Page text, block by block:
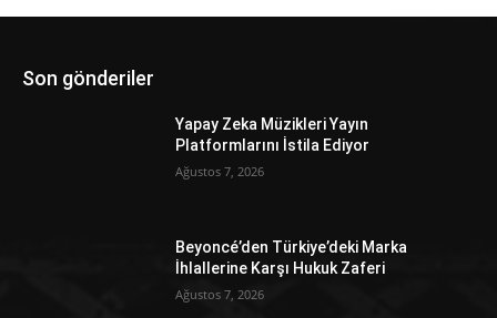
Son gönderiler
Yapay Zeka Müzikleri Yayın
Platformlarını İstila Ediyor
Ağustos 7, 2026
Beyoncé’den Türkiye’deki Marka
İhlallerine Karşı Hukuk Zaferi
Ağustos 7, 2026